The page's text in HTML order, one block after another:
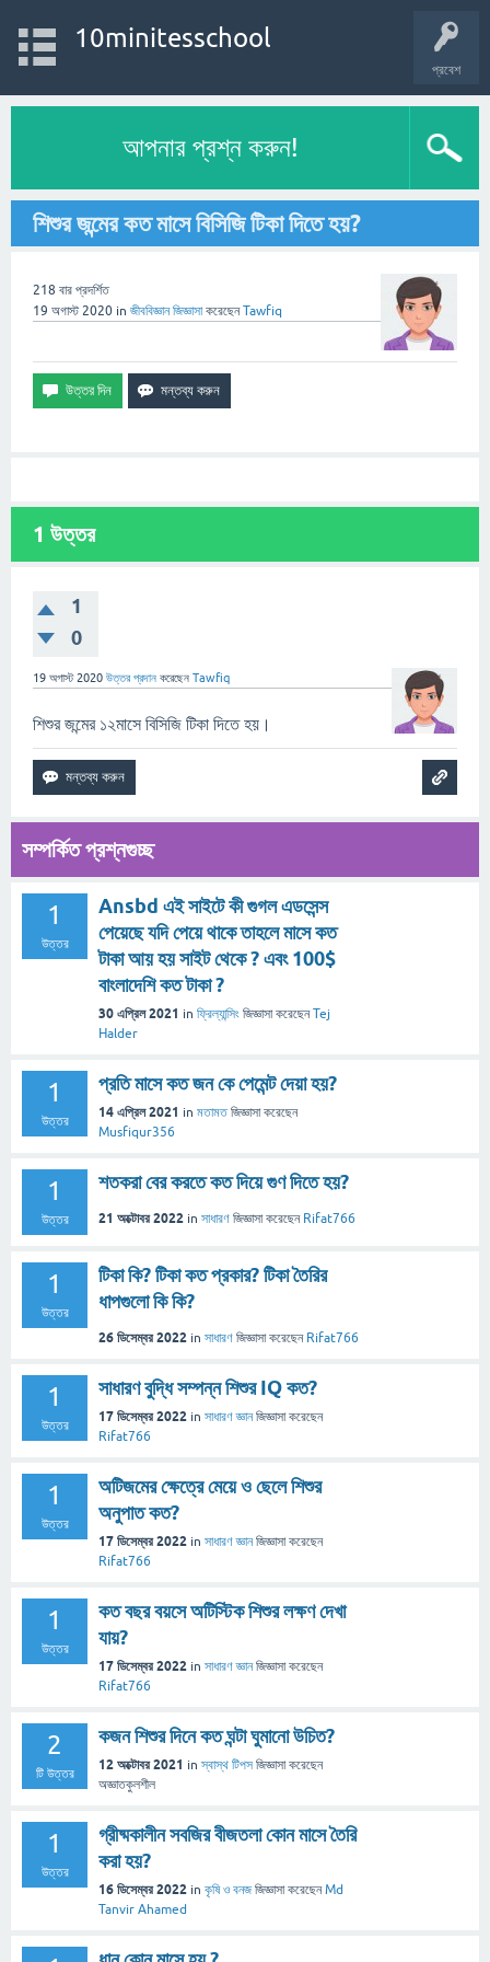
প্রবেশ
10minitesschool
আপনার প্রশ্ন করুন!
শিশুর জন্মের কত মাসে বিসিজি টিকা দিতে হয়?
218 বার প্রদর্শিত
19 অগাস্ট 2020 in জীববিজ্ঞান জিজ্ঞাসা করেছেনTawfiq
1 উত্তর
1
0
19 অগাস্ট 2020 উত্তর প্রদান করেছেন Tawfiq
শিশুর জন্মের ১২মাসে বিসিজি টিকা দিতে হয়।
সম্পর্কিত প্রশ্নগুচ্ছ
1
উত্তর
Ansbd এই সাইটে কী গুগল এডসেন্স
পেয়েছে যদি পেয়ে থাকে তাহলে মাসে কত
টাকা আয় হয় সাইট থেকে ? এবং 100$
বাংলাদেশি কত টাকা ?
30 এপ্রিল 2021 in ফ্রিল্যান্সিং জিজ্ঞাসা করেছেনTej
Halder
1
উত্তর
প্রতি মাসে কত জন কে পেমেন্ট দেয়া হয়?
14 এপ্রিল 2021 in মতামত জিজ্ঞাসা করেছেন
Musfiqur356
1
উত্তর
শতকরা বের করতে কত দিয়ে গুণ দিতে হয়?
21 অক্টোবর 2022 in সাধারণ জিজ্ঞাসা করেছেন Rifat766
1
উত্তর
টিকা কি? টিকা কত প্রকার? টিকা তৈরির
ধাপগুলো কি কি?
26 ডিসেম্বর 2022 in সাধারণ জিজ্ঞাসা করেছেন Rifat766
1
উত্তর
সাধারণ বুদ্ধি সম্পন্ন শিশুর IQ কত?
17 ডিসেম্বর 2022 in সাধারণ জ্ঞান জিজ্ঞাসা করেছেন
Rifat766
1
উত্তর
অটিজমের ক্ষেত্রে মেয়ে ও ছেলে শিশুর
অনুপাত কত?
17 ডিসেম্বর 2022 in সাধারণ জ্ঞান জিজ্ঞাসা করেছেন
Rifat766
1
উত্তর
কত বছর বয়সে অটিস্টিক শিশুর লক্ষণ দেখা
যায়?
17 ডিসেম্বর 2022 in সাধারণ জ্ঞান জিজ্ঞাসা করেছেন
Rifat766
2
টি উত্তর
কজন শিশুর দিনে কত ঘন্টা ঘুমানো উচিত?
12 অক্টোবর 2021 inস্বাস্থ টিপস জিজ্ঞাসা করেছেন
অজ্ঞাতকুলশীল
1
উত্তর
গ্রীষ্মকালীন সবজির বীজতলা কোন মাসে তৈরি
করা হয়?
16 ডিসেম্বর 2022 in কৃষি ও বনজ জিজ্ঞাসা করেছেনMd
Tanvir Ahamed